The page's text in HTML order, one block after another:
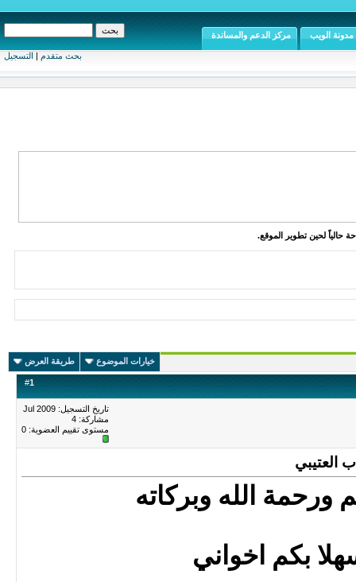
بحث متقدم | التسجيل
مدونة الويب مركز الدعم والمساندة
حالياً لحين تطوير الموقع.
خيارات الموضوع طريقة العرض
#1
تاريخ التسجيل: Jul 2009
مشاركة: 4
مستوى تقييم العضوية: 0
العتيبي
ورحمة الله وبركاته
بكم اخواني